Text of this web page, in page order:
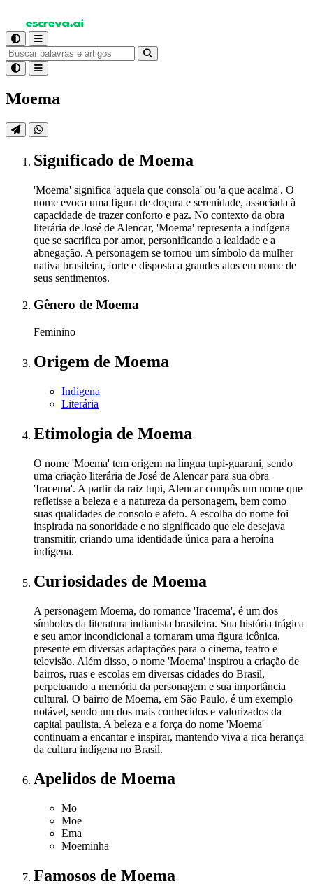
Moema
Significado de Moema
'Moema' significa 'aquela que consola' ou 'a que acalma'. O
nome evoca uma figura de doçura e serenidade, associada à
capacidade de trazer conforto e paz. No contexto da obra
literária de José de Alencar, 'Moema' representa a indígena
que se sacrifica por amor, personificando a lealdade e a
abnegação. A personagem se tornou um símbolo da mulher
nativa brasileira, forte e disposta a grandes atos em nome de
seus sentimentos.
Gênero de Moema
Feminino
Origem de Moema
Indígena
Literária
Etimologia de Moema
O nome 'Moema' tem origem na língua tupi-guarani, sendo
uma criação literária de José de Alencar para sua obra
'Iracema'. A partir da raiz tupi, Alencar compôs um nome que
refletisse a beleza e a natureza da personagem, bem como
suas qualidades de consolo e afeto. A escolha do nome foi
inspirada na sonoridade e no significado que ele desejava
transmitir, criando uma identidade única para a heroína
indígena.
Curiosidades de Moema
A personagem Moema, do romance 'Iracema', é um dos
símbolos da literatura indianista brasileira. Sua história trágica
e seu amor incondicional a tornaram uma figura icônica,
presente em diversas adaptações para o cinema, teatro e
televisão. Além disso, o nome 'Moema' inspirou a criação de
bairros, ruas e escolas em diversas cidades do Brasil,
perpetuando a memória da personagem e sua importância
cultural. O bairro de Moema, em São Paulo, é um exemplo
notável, sendo um dos mais conhecidos e valorizados da
capital paulista. A beleza e a força do nome 'Moema'
continuam a encantar e inspirar, mantendo viva a rica herança
da cultura indígena no Brasil.
Apelidos de Moema
Mo
Moe
Ema
Moeminha
Famosos de Moema